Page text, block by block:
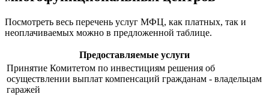
Посмотреть весь перечень услуг МФЦ, как платных, так и
неоплачиваемых можно в предложенной таблице.
Предоставляемые услуги
Принятие Комитетом по инвестициям решения об
осуществлении выплат компенсаций гражданам - владельцам
гаражей